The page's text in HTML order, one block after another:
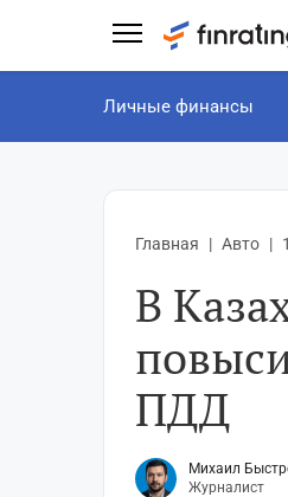
Личные финансы
Главная Авто
В
ПДД
Михаил
Журналист